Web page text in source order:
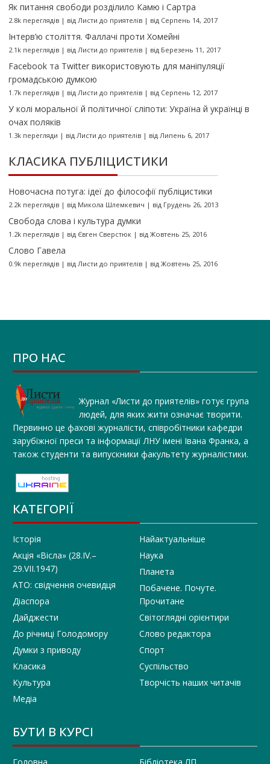
Як питання свободи розділило Камю і Сартра
2.8k переглядів| від Листи до приятелів| від Серпень 14, 2017
Інтерв’ю століття. Фаллачі проти Хомейні
2.1k переглядів| від Листи до приятелів| від Березень 11, 2017
Facebook та Twitter використовують для маніпуляції
громадською думкою
1.7k переглядів| від Листи до приятелів| від Серпень 12, 2017
У колі моральної й політичної сліпоти: Україна й українці в
очах поляків
1.3k перегляди | від Листи до приятелів| від Липень 6, 2017
КЛАСИКА ПУБЛІЦИСТИКИ
Новочасна потуга: ідеї до філософії публіцистики
2.2k переглядів| від Микола Шлемкевич | від Грудень 26, 2013
Свобода слова і культура думки
1.2k переглядів| від Євген Сверстюк| від Жовтень 25, 2016
Слово Гавела
0.9k переглядів| від Листи до приятелів| від Жовтень 25, 2016
ПРО НАС
Журнал «Листи до приятелів» готує група
людей, для яких жити означає творити.
Первинно це фахові журналісти, співробітники кафедри
зарубіжної преси та інформації ЛНУ імені Івана Франка, а
також студенти та випускники факультету журналістики.
КАТЕГОРІЇ
Історія
Акція «Вісла» (28.IV.–
29.VII.1947)
АТО: свідчення очевидця
Діаспора
Дайджести
До річниці Голодомору
Думки з приводу
Класика
Культура
Медіа
Найактуальніше
Наука
Планета
Побачене. Почуте.
Прочитане
Світоглядні орієнтири
Слово редактора
Спорт
Суспільство
Творчість наших читачів
БУТИ В КУРСІ